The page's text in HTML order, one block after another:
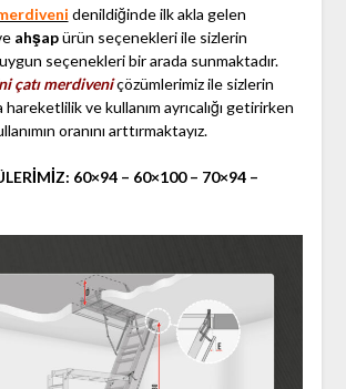
denildiğinde ilk akla gelen
ahşapürün seçenekleri ile sizlerin
seçenekleri bir arada sunmaktadır.
çatı merdiveniçözümlerimiz ile sizlerin
hareketlilik ve kullanım ayrıcalığı getirirken
oranını arttırmaktayız.
60×94 – 60×100 – 70×94 –